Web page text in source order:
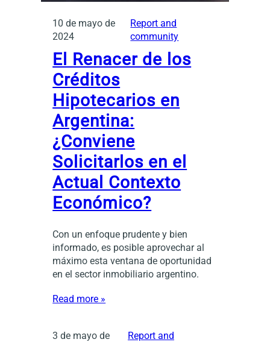
10 de mayo de
2024
Report and
community
El Renacer de los
Créditos
Hipotecarios en
Argentina:
¿Conviene
Solicitarlos en el
Actual Contexto
Económico?
Con un enfoque prudente y bien
informado, es posible aprovechar al
máximo esta ventana de oportunidad
en el sector inmobiliario argentino.
Read more »
3 de mayo de
Report and